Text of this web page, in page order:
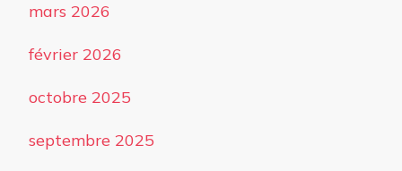
mars 2026
février 2026
octobre 2025
septembre 2025